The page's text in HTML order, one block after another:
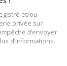
et/ou
privée sur
d’envoyer
d’informations.